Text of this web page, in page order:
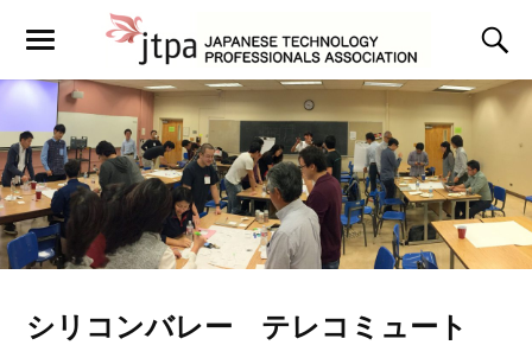
シリコンバレー テレコミュート